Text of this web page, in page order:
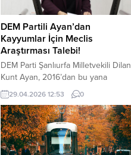
Şube Müdürleri katıldı. Toplantıda,
yeni eğitim-öğretim dönemi
öncesinde; okulların fiziki şartlarının
iyileştirilmesi, güvenlik önlemlerinin
artırılması,...
DEM Partili Ayan’dan
Kayyumlar İçin Meclis
Araştırması Talebi!
DEM Parti Şanlıurfa Milletvekili Dilan
Kunt Ayan, 2016’dan bu yana
uygulanan kayyum politikalarının
hukuki, idari ve mali boyutlarının
araştırılması için TBMM’ye önerge
aktardı. Önergede kamu zararı,
yolsuzluk ve usulsüzlük iddialarının
incelenmesi talep edildi. DEM Parti
29.04.2026 12:53 0